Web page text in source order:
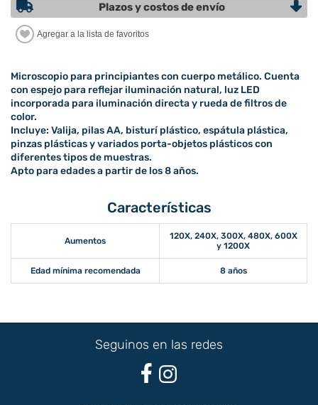
Plazos y costos de envío
Microscopio para principiantes con cuerpo metálico. Cuenta
con espejo para reflejar iluminación natural, luz LED
incorporada para iluminación directa y rueda de filtros de
color.
Incluye: Valija, pilas AA, bisturí plástico, espátula plástica,
pinzas plásticas y variados porta-objetos plásticos con
diferentes tipos de muestras.
Apto para edades a partir de los 8 años.
Características
Aumentos
120X, 240X, 300X, 480X, 600X
y 1200X
Edad mínima recomendada 8 años
Seguinos en las redes